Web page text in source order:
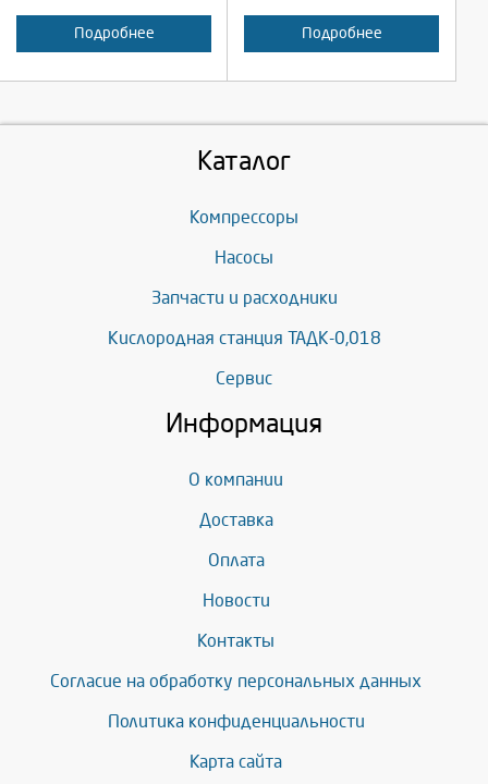
Подробнее Подробнее
Каталог
Компрессоры
Насосы
Запчасти и расходники
Кислородная станция ТАДК-0,018
Сервис
Информация
О компании
Доставка
Оплата
Новости
Контакты
Согласие на обработку персональных данных
Политика конфиденциальности
Карта сайта